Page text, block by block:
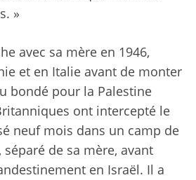
»
avec sa mère en 1946,
et en Italie avant de monter
bondé pour la Palestine
ont intercepté le
neuf mois dans un camp de
séparé de sa mère, avant
en Israël. Il a